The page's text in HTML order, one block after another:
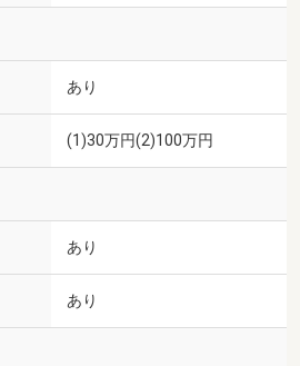
あり
(1)30万円(2)100万円
あり
あり